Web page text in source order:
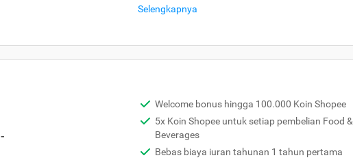
Selengkapnya
-
Welcome bonus hingga 100.000 Koin Shopee
5x Koin Shopee untuk setiap pembelian Food &
Beverages
Bebas biaya iuran tahunan 1 tahun pertama